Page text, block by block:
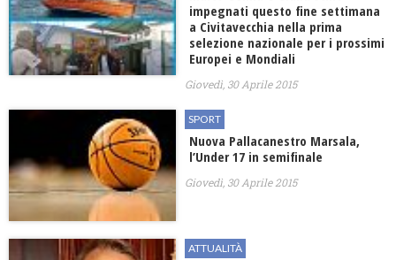
impegnati questo fine settimana
a Civitavecchia nella prima
selezione nazionale per i prossimi
Europei e Mondiali
Giovedì, 30 Aprile 2015
SPORT
Nuova Pallacanestro Marsala,
l’Under 17 in semifinale
Giovedì, 30 Aprile 2015
ATTUALITÀ